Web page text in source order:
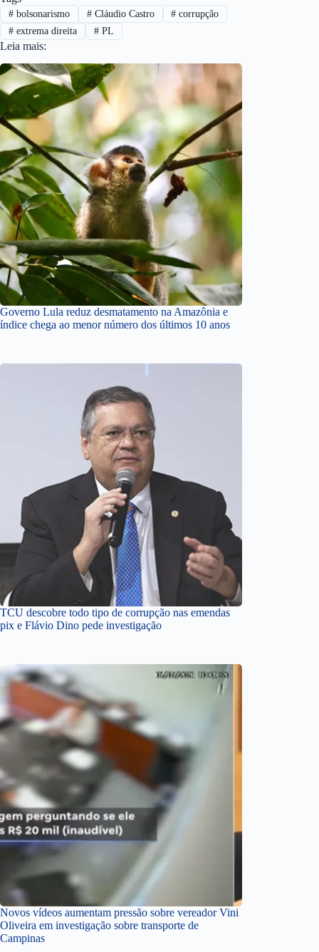
#bolsonarismo #Cláudio Castro # corrupção
#extrema direita #PL
Leia mais:
Governo Lula reduz desmatamento na Amazônia e
índice chega ao menor número dos últimos 10 anos
TCU descobre todo tipo de corrupção nas emendas
pix e Flávio Dino pede investigação
Novos vídeos aumentam pressão sobre vereador Vini
Oliveira em investigação sobre transporte de
Campinas